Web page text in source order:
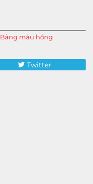
Bảng màu hồng
Twitter